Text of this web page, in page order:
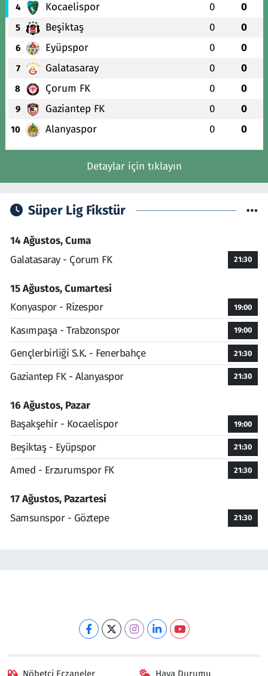
4 Kocaelispor 0 0
5 Beşiktaş 0 0
6 Eyüpspor 0 0
7 Galatasaray 0 0
8 Çorum FK 0 0
9 Gaziantep FK 0 0
10 Alanyaspor 0 0
Detaylar için tıklayın
Süper Lig Fikstür
14 Ağustos, Cuma
Galatasaray - Çorum FK
21:30
15 Ağustos, Cumartesi
Konyaspor - Rizespor
19:00
Kasımpaşa - Trabzonspor 19:00
Gençlerbirliği S.K. - Fenerbahçe 21:30
Gaziantep FK - Alanyaspor 21:30
16 Ağustos, Pazar
Başakşehir - Kocaelispor
19:00
Beşiktaş - Eyüpspor 21:30
Amed - Erzurumspor FK 21:30
17 Ağustos, Pazartesi
Samsunspor - Göztepe
21:30
Nöbetçi Eczaneler Hava Durumu